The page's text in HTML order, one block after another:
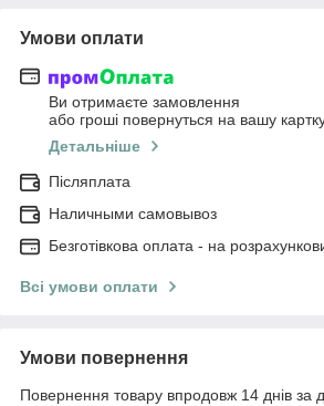
Умови оплати
Ви отримаєте замовлення
або гроші повернуться на вашу
Детальніше
Післяплата
Наличными самовывоз
Безготівкова оплата - на
Всі умови оплати
Умови повернення
Повернення товару впродовж 14 днів за